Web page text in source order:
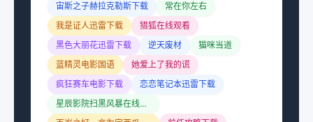
宙斯之子赫拉克勒斯下载
常在你左右
我是证人迅雷下载
猎狐在线观看
黑色大丽花迅雷下载
逆天废材
猫咪当道
蓝精灵电影国语
她爱上了我的谎
疯狂赛车电影下载
恋恋笔记本迅雷下载
星辰影院扫黑风暴在线观看免费